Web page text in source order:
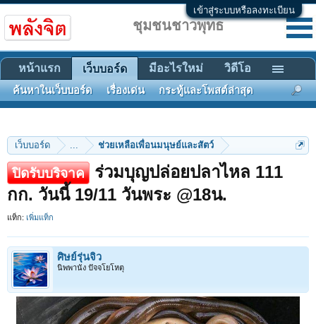
เข้าสู่ระบบหรือลงทะเบียน
เว็บบอร์ด ... ช่วยเหลือเพื่อนมนุษย์และสัตว์
ปิดรับบริจาค
ร่วมบุญปล่อยปลาไหล 111
กก. วันนี้ 19/11 วันพระ @18น.
แท็ก: เพิ่มแท็ก
ศิษย์รุ่นจิ๋ว
นิพพานัง ปัจจโยโหตุ
ชุมชนชาวพุทธ
หน้าแรก เว็บบอร์ด
ค้นหาในเว็บบอร์ด เรื่องเด่น กระทู้และโพสต์ล่าสุด
มีอะไรใหม่ วิดีโอ